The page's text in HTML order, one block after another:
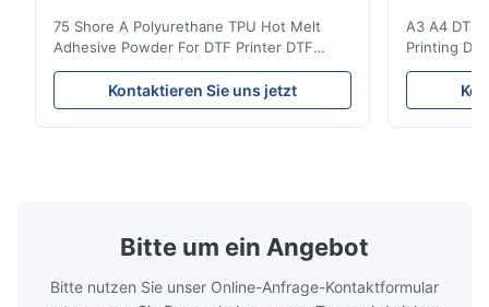
75 Shore A Polyurethane TPU Hot Melt
Adhesive Powder For DTF Printer DTF
Powder Technical Parameters Bonding
Parameters ( reference only) Temperature
110-130℃ Press 0.5-1.5 kg/cm2 Time 8-20
Kontaktieren Sie uns jetzt
A3 A4 DTF
Printing
application
textile
pattern
Bitte um ein Angebot
Bitte nutzen Sie unser Online-Anfrage-Kontaktformular